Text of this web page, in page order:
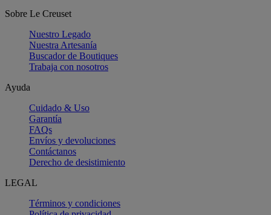
Sobre Le Creuset
Nuestro Legado
Nuestra Artesanía
Buscador de Boutiques
Trabaja con nosotros
Ayuda
Cuidado & Uso
Garantía
FAQs
Envíos y devoluciones
Contáctanos
Derecho de desistimiento
LEGAL
Términos y condiciones